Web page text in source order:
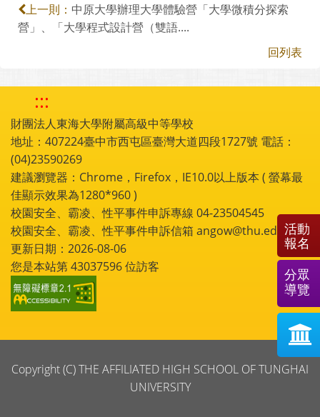
上一則： 中原大學辦理大學體驗營「大學微積分探索
營」、「大學程式設計營（雙語....
回列表
:::
財團法人東海大學附屬高級中等學校
地址：407224臺中市西屯區臺灣大道四段1727號 電話：
(04)23590269
建議瀏覽器：Chrome，Firefox，IE10.0以上版本 ( 螢幕最
佳顯示效果為1280*960 )
校園安全、霸凌、性平事件申訴專線 04-23504545
校園安全、霸凌、性平事件申訴信箱 angow@thu.edu.tw
更新日期：2026-08-06
您是本站第43037596位訪客
Copyright (C) THE AFFILIATED HIGH SCHOOL OF TUNGHAI
UNIVERSITY
活動
報名
分眾
導覽